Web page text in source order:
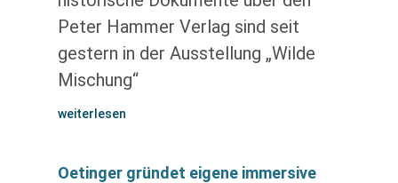
Peter Hammer Verlag sind seit
gestern in der Ausstellung „Wilde
Mischung“
weiterlesen
Oetinger gründet eigene immersive